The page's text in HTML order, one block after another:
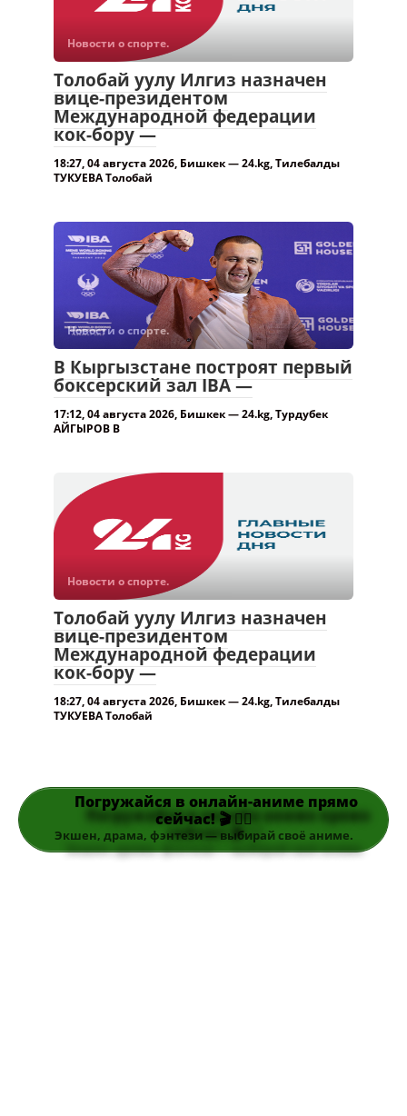
Новости о спорте.
Толобай уулу Илгиз назначен
вице-президентом
Международной федерации
кок-бору —
18:27, 04 августа 2026, Бишкек — 24.kg, Тилебалды
ТУКУЕВА Толобай
Новости о спорте.
В Кыргызстане построят первый
боксерский зал IBA —
17:12, 04 августа 2026, Бишкек — 24.kg, Турдубек
АЙГЫРОВ В
Новости о спорте.
Толобай уулу Илгиз назначен
вице-президентом
Международной федерации
кок-бору —
18:27, 04 августа 2026, Бишкек — 24.kg, Тилебалды
ТУКУЕВА Толобай
Погружайся в онлайн-аниме прямо
сейчас! 🎬 👆🏻
Экшен, драма, фэнтези — выбирай своё аниме.